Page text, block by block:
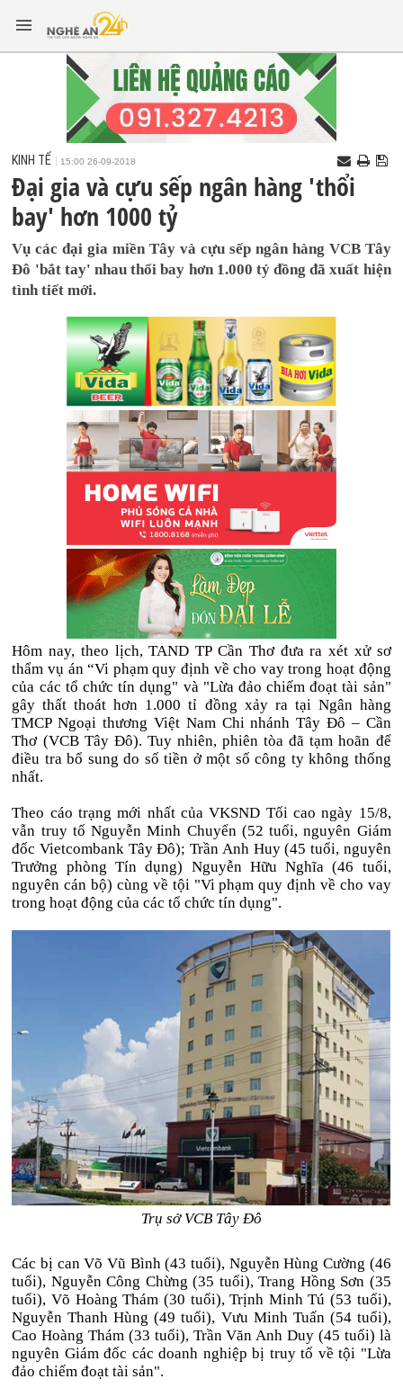
KINH TẾ 15:00 26-09-2018
Đại gia và cựu sếp ngân hàng 'thổi
bay' hơn 1000 tỷ
Vụ các đại gia miền Tây và cựu sếp ngân hàng VCB Tây
Đô 'bắt tay' nhau thổi bay hơn 1.000 tỷ đồng đã xuất hiện
tình tiết mới.
Hôm nay, theo lịch, TAND TP Cần Thơ đưa ra xét xử sơ
thẩm vụ án “Vi phạm quy định về cho vay trong hoạt động
của các tổ chức tín dụng" và "Lừa đảo chiếm đoạt tài sản"
gây thất thoát hơn 1.000 tỉ đồng xảy ra tại Ngân hàng
TMCP Ngoại thương Việt Nam Chi nhánh Tây Đô – Cần
Thơ (VCB Tây Đô). Tuy nhiên, phiên tòa đã tạm hoãn để
điều tra bổ sung do số tiền ở một số công ty không thống
nhất.
Theo cáo trạng mới nhất của VKSND Tối cao ngày 15/8,
vẫn truy tố Nguyễn Minh Chuyển (52 tuổi, nguyên Giám
đốc Vietcombank Tây Đô); Trần Anh Huy (45 tuổi, nguyên
Trưởng phòng Tín dụng) Nguyễn Hữu Nghĩa (46 tuổi,
nguyên cán bộ) cùng về tội "Vi phạm quy định về cho vay
trong hoạt động của các tổ chức tín dụng".
Trụ sở VCB Tây Đô
Các bị can Võ Vũ Bình (43 tuổi), Nguyễn Hùng Cường (46
tuổi), Nguyễn Công Chừng (35 tuổi), Trang Hồng Sơn (35
tuổi), Võ Hoàng Thám (30 tuổi), Trịnh Minh Tú (53 tuổi),
Nguyễn Thanh Hùng (49 tuổi), Vưu Minh Tuấn (54 tuổi),
Cao Hoàng Thám (33 tuổi), Trần Văn Anh Duy (45 tuổi) là
nguyên Giám đốc các doanh nghiệp bị truy tố về tội "Lừa
đảo chiếm đoạt tài sản".